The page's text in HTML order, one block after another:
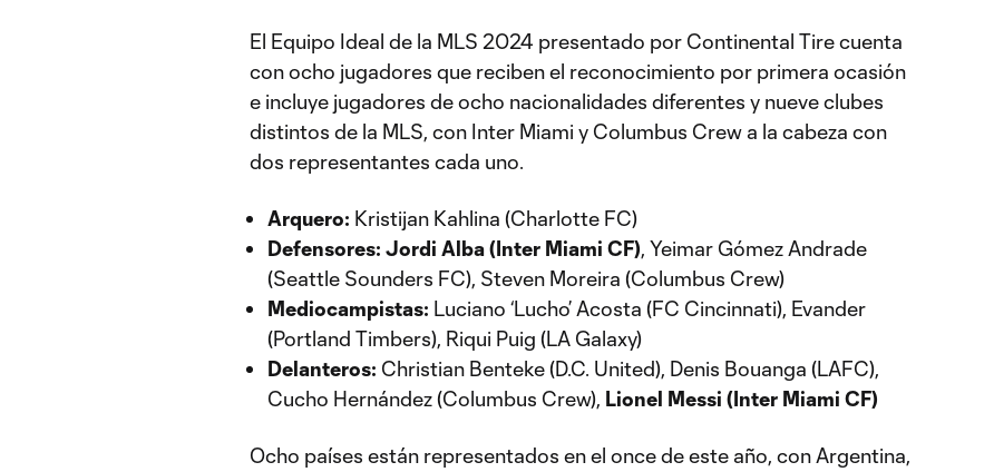
El Equipo Ideal de la MLS 2024 presentado por Continental Tire cuenta
con ocho jugadores que reciben el reconocimiento por primera ocasión
e incluye jugadores de ocho nacionalidades diferentes y nueve clubes
distintos de la MLS, con Inter Miami y Columbus Crew a la cabeza con
dos representantes cada uno.
Arquero: Kristijan Kahlina (Charlotte FC)
Defensores: Jordi Alba (Inter Miami CF), Yeimar Gómez Andrade
(Seattle Sounders FC), Steven Moreira (Columbus Crew)
Mediocampistas: Luciano ‘Lucho’ Acosta (FC Cincinnati), Evander
(Portland Timbers), Riqui Puig (LA Galaxy)
Delanteros: Christian Benteke (D.C. United), Denis Bouanga (LAFC),
Cucho Hernández (Columbus Crew), Lionel Messi (Inter Miami CF)
Ocho países están representados en el once de este año, con Argentina,